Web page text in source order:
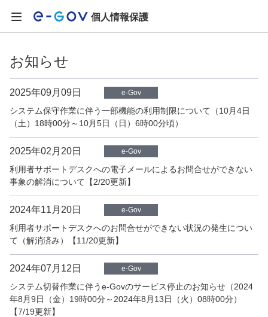
個人情報保護
お知らせ
2025年09月09日 e-Gov
システム保守作業に伴う一部機能の利用制限について（10月4日
（土）18時00分～10月5日（日）6時00分頃）
2025年02月20日 e-Gov
利用者サポートデスクへの電子メールによるお問合せができない
事象の解消について【2/20更新】
2024年11月20日 e-Gov
利用者サポートデスクへのお問合せができない状況の発生につい
て（解消済み）【11/20更新】
2024年07月12日 e-Gov
システム切替作業に伴うe-Govのサービス停止のお知らせ（2024
年8月9日（金）19時00分～2024年8月13日（火）08時00分）
【7/19更新】